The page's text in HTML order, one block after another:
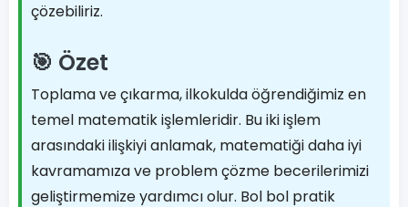
çözebiliriz.
🎯 Özet
Toplama ve çıkarma, ilkokulda öğrendiğimiz en
temel matematik işlemleridir. Bu iki işlem
arasındaki ilişkiyi anlamak, matematiği daha iyi
kavramamıza ve problem çözme becerilerimizi
geliştirmemize yardımcı olur. Bol bol pratik